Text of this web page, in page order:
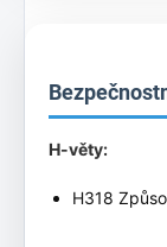
H-věty:
H318